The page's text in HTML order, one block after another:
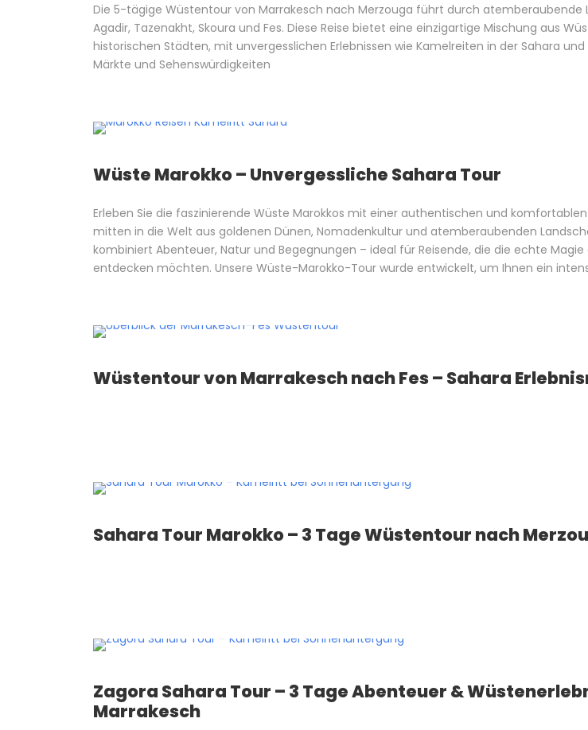
Die 5-tägige Wüstentour von Marrakesch nach Merzouga führt durch atemberaubende
Agadir, Tazenakht, Skoura und Fes. Diese Reise bietet eine einzigartige Mischung aus
historischen Städten, mit unvergesslichen Erlebnissen wie Kamelreiten in der Sahara
Märkte und Sehenswürdigkeiten
Wüste Marokko – Unvergessliche Sahara Tour
Erleben Sie die faszinierende Wüste Marokkos mit einer authentischen und komfortablen
mitten in die Welt aus goldenen Dünen, Nomadenkultur und atemberaubenden
kombiniert Abenteuer, Natur und Begegnungen – ideal für Reisende, die die echte Magie
entdecken möchten. Unsere Wüste-Marokko-Tour wurde entwickelt, um Ihnen ein
Wüstentour von Marrakesch nach Fes – Sahara
Sahara Tour Marokko – 3 Tage Wüstentour nach
Zagora Sahara Tour – 3 Tage Abenteuer &
Marrakesch